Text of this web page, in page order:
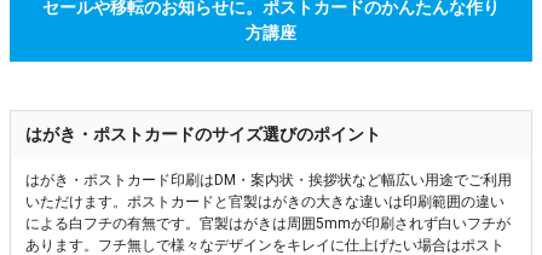
セールや移転のお知らせに。ポストカードのかんたんな作り
方講座
はがき・ポストカードのサイズ選びのポイント
はがき・ポストカード印刷はDM・案内状・挨拶状など幅広い用途でご利用
いただけます。ポストカードと官製はがきの大きな違いは印刷範囲の違い
による白フチの有無です。官製はがきは周囲5mmが印刷されず白いフチが
あります。フチ無しで様々なデザインをキレイに仕上げたい場合はポスト